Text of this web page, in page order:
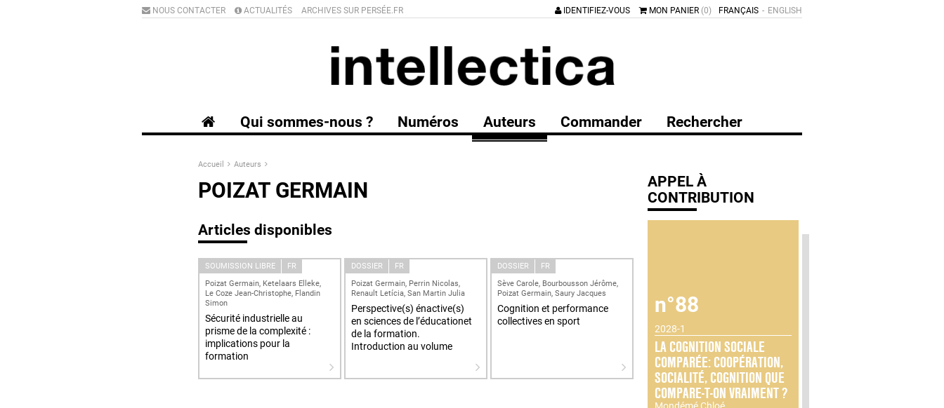
ENGLISH
FRANÇAIS
IDENTIFIEZ-VOUS MON PANIER (0)
NOUS CONTACTER ACTUALITÉS ARCHIVES SUR PERSÉE.FR
Qui sommes-nous ? Numéros Auteurs Commander Rechercher
Accueil Auteurs
POIZAT GERMAIN
Articles disponibles
SOUMISSION LIBRE
FR
Poizat Germain, Ketelaars Elleke,
Le Coze Jean-Christophe, Flandin
Simon
Sécurité industrielle au
prisme de la complexité :
implications pour la
formation
DOSSIER
FR
Poizat Germain, Perrin Nicolas,
Renault Letícia, San Martin Julia
Perspective(s) énactive(s)
en sciences de l’éducationet
de la formation.
Introduction au volume
DOSSIER
FR
Sève Carole, Bourbousson Jérôme,
Poizat Germain, Saury Jacques
Cognition et performance
collectives en sport
APPEL À
CONTRIBUTION
n°88
2028-1
LA COGNITION SOCIALE
COMPARÉE: COOPÉRATION,
SOCIALITÉ, COGNITION QUE
COMPARE-T-ON VRAIMENT ?